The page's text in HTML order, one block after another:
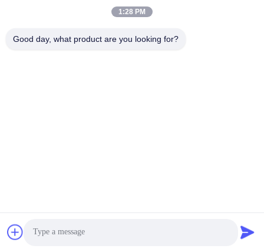
Получите самую лучшую цену
1:28 PM
Good day, what product are you looking for?